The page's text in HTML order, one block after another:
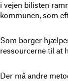
i vejen bilisten
kommunen, som
Som borger
ressourcerne til at
Der må andre